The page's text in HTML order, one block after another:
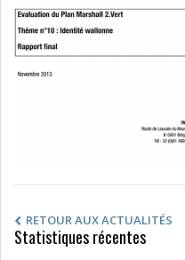
RETOUR AUX ACTUALITÉS
Statistiques récentes